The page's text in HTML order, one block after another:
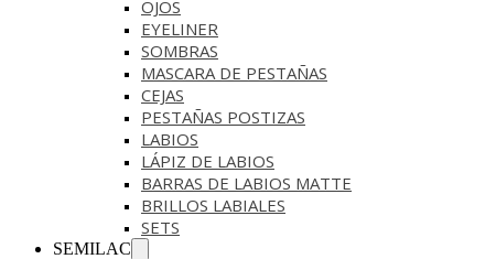
OJOS
EYELINER
SOMBRAS
MASCARA DE PESTAÑAS
CEJAS
PESTAÑAS POSTIZAS
LABIOS
LÁPIZ DE LABIOS
BARRAS DE LABIOS MATTE
BRILLOS LABIALES
SETS
SEMILAC